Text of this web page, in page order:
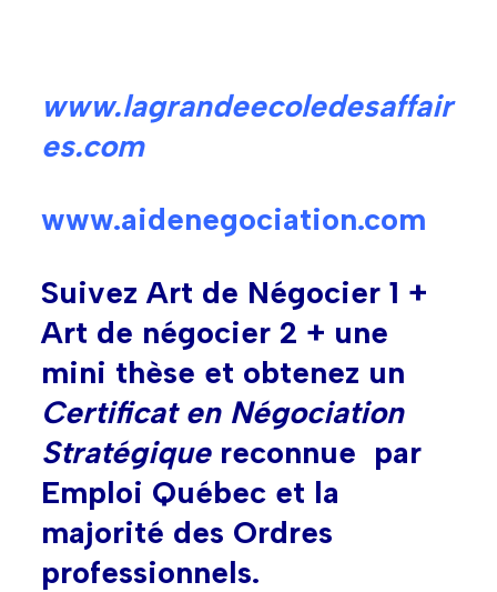
www.lagrandeecoledesaffair
es.com
www.aidenegociation.com
Suivez Art de Négocier 1 +
Art de négocier 2 + une
mini thèse et obtenez un
Certificat en Négociation
Stratégique reconnue par
Emploi Québec et la
majorité des Ordres
professionnels.